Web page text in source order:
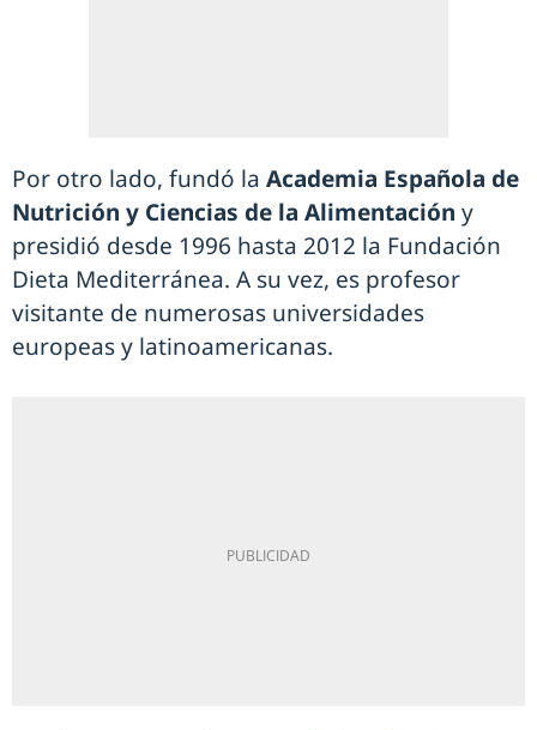
Por otro lado, fundó la Academia Española de
Nutrición y Ciencias de la Alimentación y
presidió desde 1996 hasta 2012 la Fundación
Dieta Mediterránea. A su vez, es profesor
visitante de numerosas universidades
europeas y latinoamericanas.